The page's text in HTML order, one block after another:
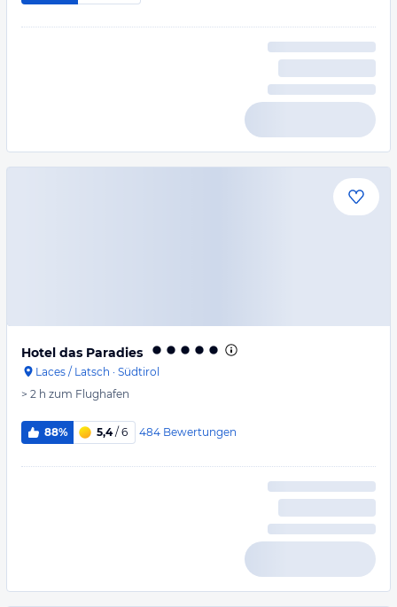
Hotel das Paradies
Laces / Latsch · Südtirol
> 2 h zum Flughafen
88% 5,4/ 6 484 Bewertungen